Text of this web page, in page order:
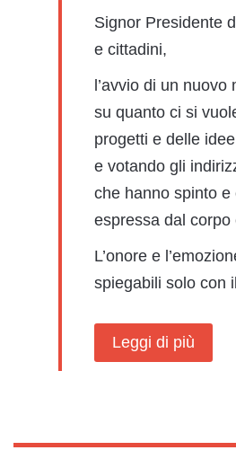
Signor Presidente
e cittadini,
l’avvio di un
su quanto ci si
progetti e delle
e votando gli
che hanno spinto
espressa dal corpo
L’onore e
spiegabili solo con
Leggi di più